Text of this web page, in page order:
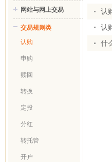
网站与网上交易
交易规则类
认购
申购
赎回
转换
定投
分红
转托管
开户
认
认
什